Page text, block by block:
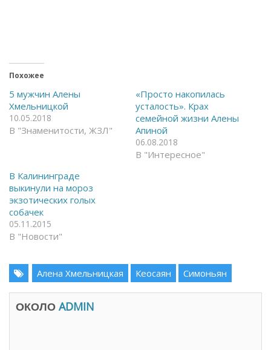
т
ь
а
F
a
c
e
b
т
к
р
ы
в
а
е
т
с
н
в
м
о
к
с
я
в
l
(
О
т
к
а
я
в
н
в
о
м
Похожее
5 мужчин Алены
Хмельницкой
10.05.2018
В "Знаменитости, ЖЗЛ"
«Просто накопилась
усталость». Крах
семейной жизни Алены
Апиной
06.08.2018
В "Интересное"
В Калининграде
выкинули на мороз
экзотических голых
собачек
05.11.2015
В "Новости"
Алена Хмельницкая Кеосаян Симоньян
ОКОЛО ADMIN